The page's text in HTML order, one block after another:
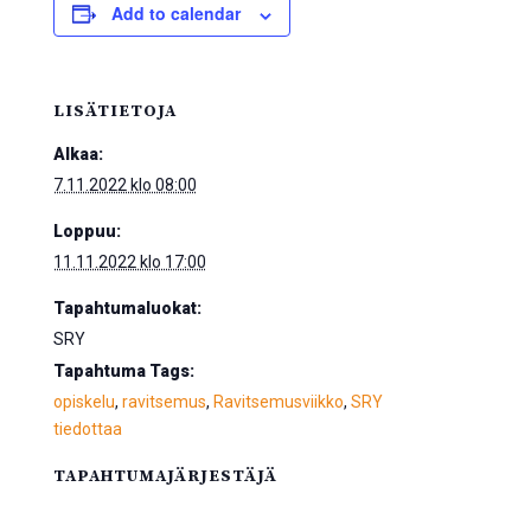
Add to calendar
LISÄTIETOJA
Alkaa:
7.11.2022 klo 08:00
Loppuu:
11.11.2022 klo 17:00
Tapahtumaluokat:
SRY
Tapahtuma Tags:
opiskelu, ravitsemus, Ravitsemusviikko, SRY
tiedottaa
TAPAHTUMAJÄRJESTÄJÄ